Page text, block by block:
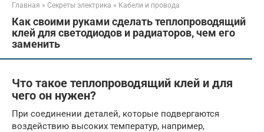
Главная » Секреты электрика » Кабели и провода
Как своими руками сделать теплопроводящий
клей для светодиодов и радиаторов, чем его
заменить
Что такое теплопроводящий клей и для
чего он нужен?
При соединении деталей, которые подвергаются
воздействию высоких температур, например,